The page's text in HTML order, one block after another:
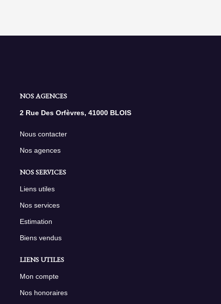
NOS AGENCES
2 Rue Des Orfèvres, 41000 BLOIS
Nous contacter
Nos agences
NOS SERVICES
Liens utiles
Nos services
Estimation
Biens vendus
LIENS UTILES
Mon compte
Nos honoraires